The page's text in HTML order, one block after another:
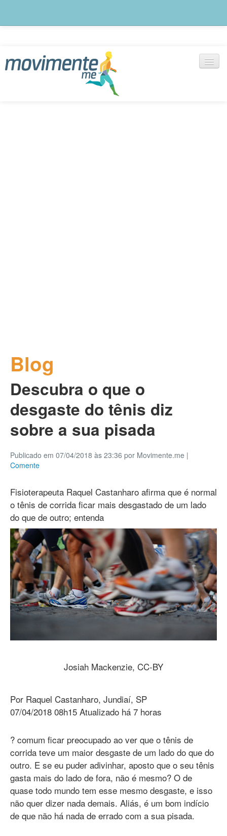
Blog
Descubra o que o
desgaste do tênis diz
sobre a sua pisada
Publicado em 07/04/2018 às 23:36 por Movimente.me |
Comente
Fisioterapeuta Raquel Castanharo afirma que é normal
o tênis de corrida ficar mais desgastado de um lado
do que de outro; entenda
Josiah Mackenzie, CC-BY
Por Raquel Castanharo, Jundiaí, SP
07/04/2018 08h15 Atualizado há 7 horas
? comum ficar preocupado ao ver que o tênis de
corrida teve um maior desgaste de um lado do que do
outro. E se eu puder adivinhar, aposto que o seu tênis
gasta mais do lado de fora, não é mesmo? O de
quase todo mundo tem esse mesmo desgaste, e isso
não quer dizer nada demais. Aliás, é um bom indício
de que não há nada de errado com a sua pisada.